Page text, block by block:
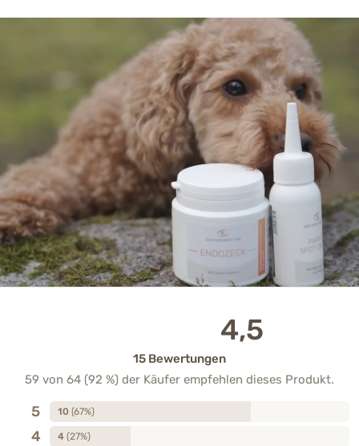
4,5
15 Bewertungen
59 von 64 (92 %) der Käufer empfehlen dieses Produkt.
5 10 (67%)
4 4 (27%)